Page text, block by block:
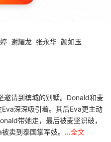
谢耀龙 张永华 颜如玉
请到槟城的别墅。Donald和麦
深深吸引着。其后Eva更主动
带她走，最后被麦坚识破，
卖到泰国掌军妓。...全文